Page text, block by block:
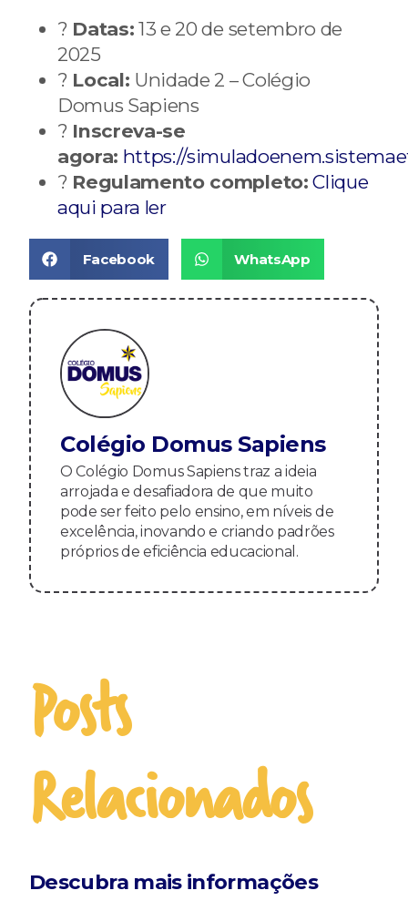
? Datas: 13 e 20 de setembro de
2025
? Local: Unidade 2 – Colégio
Domus Sapiens
? Inscreva-se
agora: https://
? Regulamento completo: Clique
aqui para ler
Facebook WhatsApp
Colégio Domus Sapiens
O Colégio Domus Sapiens traz a ideia
arrojada e desafiadora de que muito
pode ser feito pelo ensino, em níveis de
excelência, inovando e criando padrões
próprios de eficiência educacional.
Posts
Relacionados
Descubra mais informações